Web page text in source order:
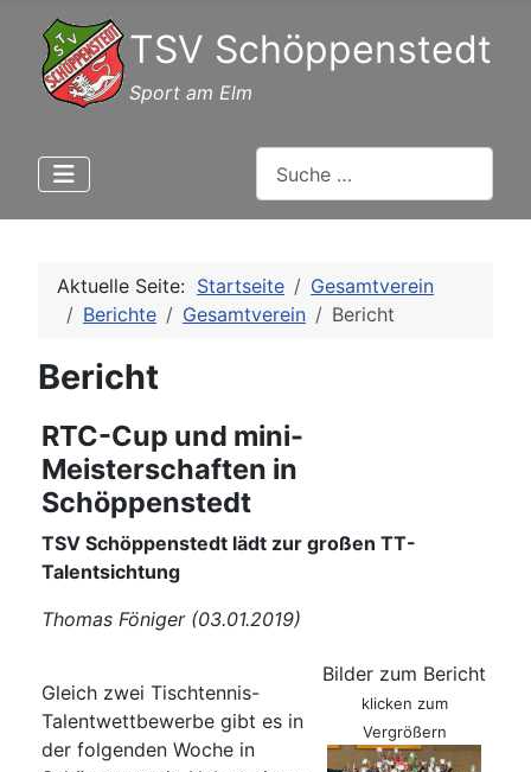
TSV Schöppenstedt
Sport am Elm
Aktuelle Seite: Startseite
Gesamtverein
Berichte
Gesamtverein Bericht
Bericht
RTC-Cup und mini-
Meisterschaften in
Schöppenstedt
TSV Schöppenstedt lädt zur großen TT-
Talentsichtung
Thomas Föniger (03.01.2019)
Gleich zwei Tischtennis-
Talentwettbewerbe gibt es in
der folgenden Woche in
Bilder zum Bericht
klicken zum
Vergrößern